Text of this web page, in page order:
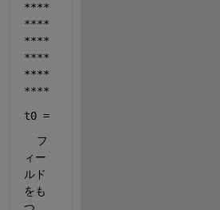
****
****
****
****
****
****
t0 =
  フ
ィー
ルド
をも